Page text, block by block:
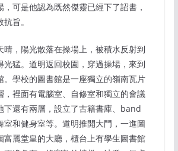
可是他認為既然傑靈已經下了詔書，
旨。
晴，陽光散落在操場上，被積水反射到
光猛。道明返回校園，穿過操場，來到
。學校的圖書館是一座獨立的嶺南瓦片
，裡面有電腦室、自修室和獨立的會議
下還有兩層，設立了古籍書庫、band
室和健身室等。道明推開大門，一進圖
富麗堂皇的大廳，櫃台上有學生圖書館